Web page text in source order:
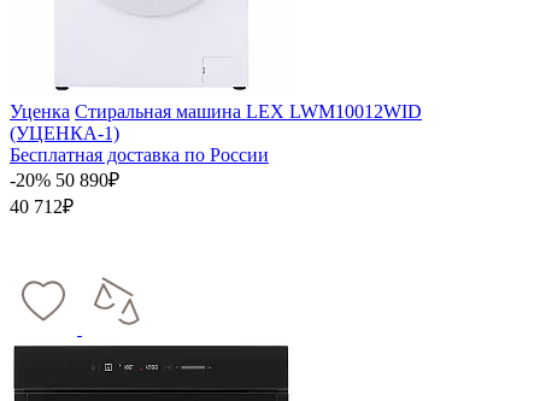
Уценка Стиральная машина LEX LWM10012WID
(УЦЕНКА-1)
Бесплатная доставка по России
-20% 50 890₽
40 712₽